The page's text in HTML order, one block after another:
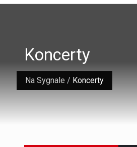
Na Sygnale / Koncerty
Koncerty